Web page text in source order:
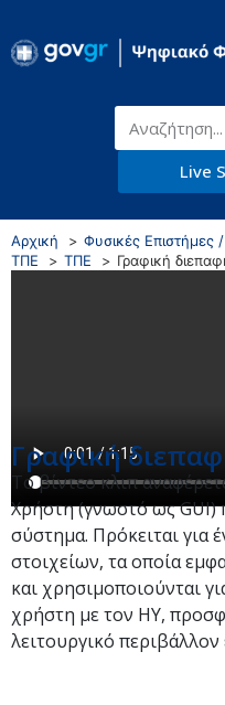
Live
Αρχική
Φυσικές Επιστήμες
ΤΠΕ
ΤΠΕ Γραφική
Γραφική
Το βίντεο κλιπ
Χρήστη (γνωστό ως GUI)
σύστημα. Πρόκειται για
στοιχείων, τα οποία
και χρησιμοποιούνται
χρήστη με τον ΗΥ,
λειτουργικό περιβάλλον